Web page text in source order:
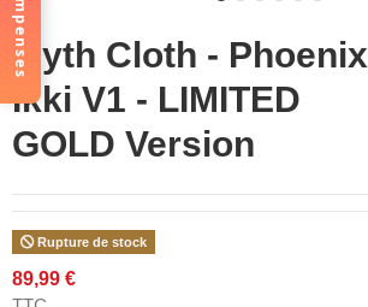
Myth Cloth - Phoenix
Ikki V1 - LIMITED
GOLD Version
Rupture de stock
89,99 €